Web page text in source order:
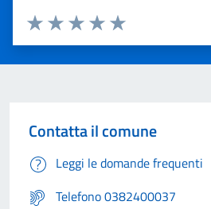
Valuta 5 stelle su 5
Valuta 4 stelle su 5
Valuta 3 stelle su 5
Valuta 2 stelle su 5
Valuta 1 stelle su 5
Contatta il comune
Leggi le domande frequenti
Telefono 0382400037